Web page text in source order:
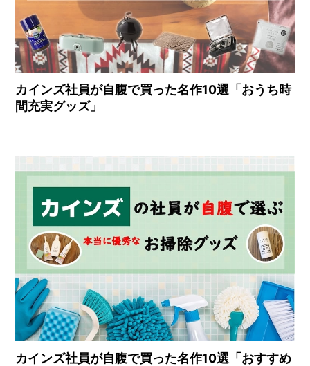
カインズ社員が自腹で買った名作10選「おうち時
間充実グッズ」
カインズ社員が自腹で買った名作10選「おすすめ